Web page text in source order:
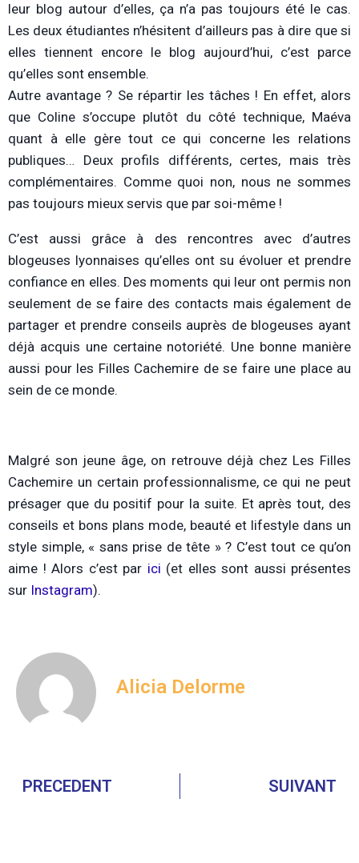
leur blog autour d’elles, ça n’a pas toujours été le cas.
Les deux étudiantes n’hésitent d’ailleurs pas à dire que si
elles tiennent encore le blog aujourd’hui, c’est parce
qu’elles sont ensemble.
Autre avantage ? Se répartir les tâches ! En effet, alors
que Coline s’occupe plutôt du côté technique, Maéva
quant à elle gère tout ce qui concerne les relations
publiques… Deux profils différents, certes, mais très
complémentaires. Comme quoi non, nous ne sommes
pas toujours mieux servis que par soi-même !
C’est aussi grâce à des rencontres avec d’autres
blogeuses lyonnaises qu’elles ont su évoluer et prendre
confiance en elles. Des moments qui leur ont permis non
seulement de se faire des contacts mais également de
partager et prendre conseils auprès de blogeuses ayant
déjà acquis une certaine notoriété. Une bonne manière
aussi pour les Filles Cachemire de se faire une place au
sein de ce monde.
Malgré son jeune âge, on retrouve déjà chez Les Filles
Cachemire un certain professionnalisme, ce qui ne peut
présager que du positif pour la suite. Et après tout, des
conseils et bons plans mode, beauté et lifestyle dans un
style simple, « sans prise de tête » ? C’est tout ce qu’on
aime ! Alors c’est par ici (et elles sont aussi présentes
sur Instagram).
Alicia Delorme
PRECEDENT SUIVANT